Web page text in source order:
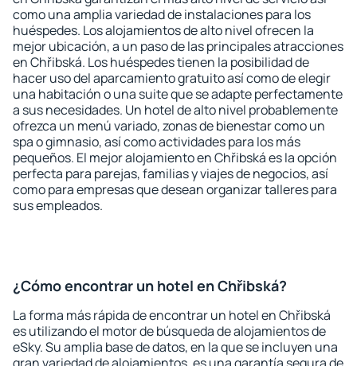
como una amplia variedad de instalaciones para los
huéspedes. Los alojamientos de alto nivel ofrecen la
mejor ubicación, a un paso de las principales atracciones
en Chřibská. Los huéspedes tienen la posibilidad de
hacer uso del aparcamiento gratuito así como de elegir
una habitación o una suite que se adapte perfectamente
a sus necesidades. Un hotel de alto nivel probablemente
ofrezca un menú variado, zonas de bienestar como un
spa o gimnasio, así como actividades para los más
pequeños. El mejor alojamiento en Chřibská es la opción
perfecta para parejas, familias y viajes de negocios, así
como para empresas que desean organizar talleres para
sus empleados.
¿Cómo encontrar un hotel en Chřibská?
La forma más rápida de encontrar un hotel en Chřibská
es utilizando el motor de búsqueda de alojamientos de
eSky. Su amplia base de datos, en la que se incluyen una